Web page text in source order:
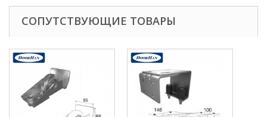
СОПУТСТВУЮЩИЕ ТОВАРЫ